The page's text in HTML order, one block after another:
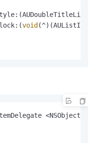
void
<NSObject>